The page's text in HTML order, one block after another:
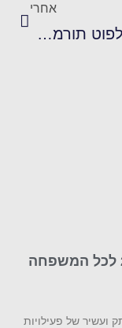
אחרי
חברת פלפוט תורמת למשפחות הרוגי אסון הר מירון
כל הפעילויות לחופש הגדול 2026 לכל המשפחה
מרתק ועשיר של פעילויות